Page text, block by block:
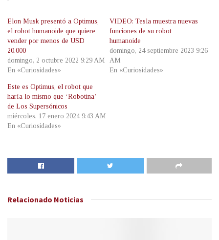
Elon Musk presentó a Optimus,
el robot humanoide que quiere
vender por menos de USD
20.000
domingo, 2 octubre 2022 9:29 AM
En «Curiosidades»
VIDEO: Tesla muestra nuevas
funciones de su robot
humanoide
domingo, 24 septiembre 2023 9:26
AM
En «Curiosidades»
Este es Optimus, el robot que
haría lo mismo que ‘Robotina’
de Los Supersónicos
miércoles, 17 enero 2024 9:43 AM
En «Curiosidades»
Relacionado Noticias